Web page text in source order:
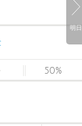
明日
50%